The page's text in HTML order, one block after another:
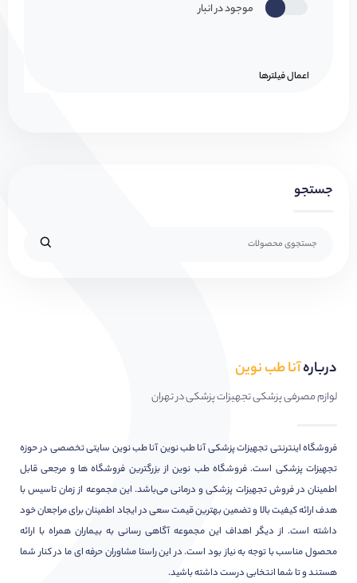
موجود در انبار
اعمال فیلتر‌ها
جستجو
دربارهآنا طب نوین
لوازم مصرفی پزشکی تجهیزات پزشکی در تهران
فروشگاه اینترنتی تجهیزات پزشکی آنا طب نوین آنا طب نوین سایتی تخصصی در حوزه
تجهیزات پزشکی است. فروشگاه طب نوین از بزرگترین فروشگاه ها و مرجعی قابل
اطمینان در فروش تجهیزات پزشکی و درمانی می‌باشد. این مجموعه از زمان تاسیس با
هدف ارائه کیفیت بالا و تضمین بهترین قیمت سعی در ایجاد اطمینان برای مراجعان خود
داشته است. از دیگر اهداف این مجموعه آگاهی رسانی به بیماران همراه با ارائه
محصول مناسب با توجه به نیاز بود است. در این راستا مشاوران حرفه ای ما در کنار شما
هستند و تا شما انتخابی درست داشته باشید.